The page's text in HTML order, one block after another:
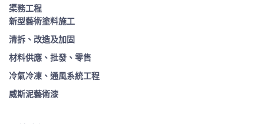
渠務工程
新型藝術塗料施工
清拆、改造及加固
材料供應、批發、零售
冷氣冷凍、通風系統工程
威斯泥藝術漆